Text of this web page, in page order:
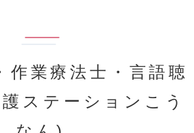
作業療法士・言語聴
ステーションこう